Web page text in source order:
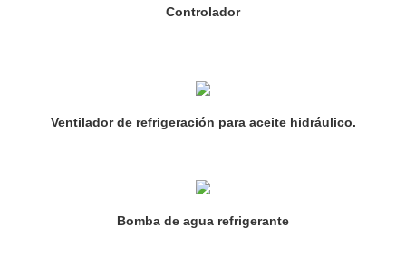
Controlador
Ventilador de refrigeración para aceite hidráulico.
Bomba de agua refrigerante